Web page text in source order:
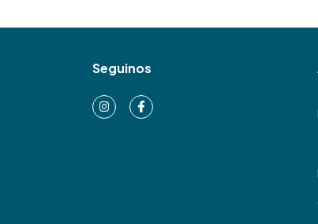
Seguinos